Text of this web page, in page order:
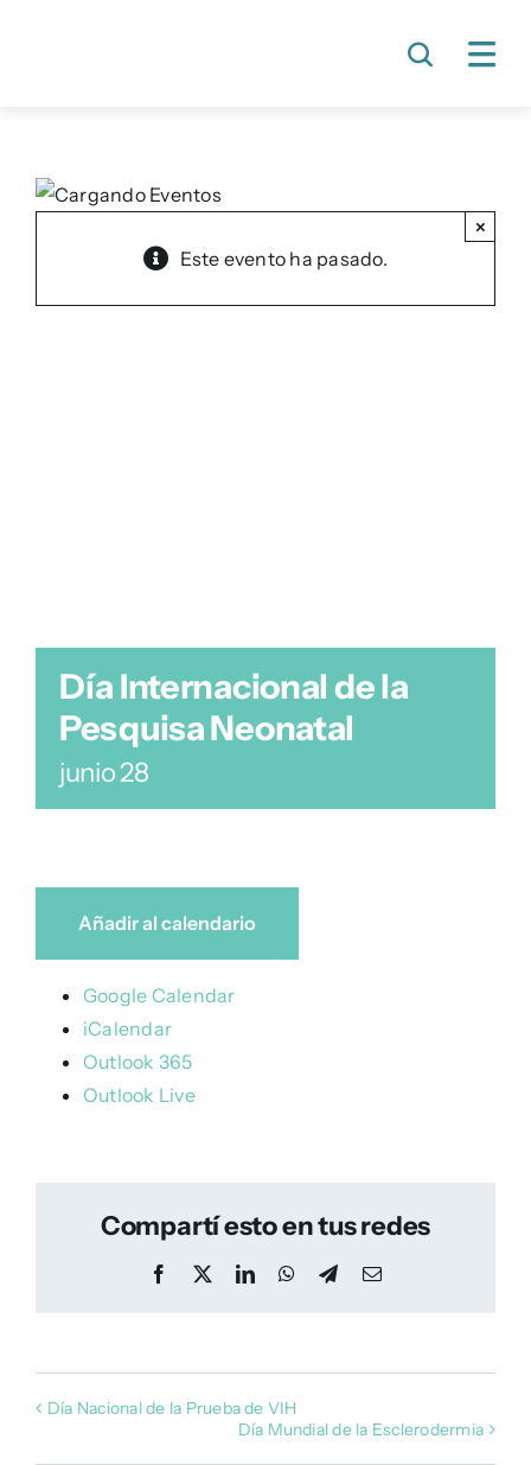
Este evento ha pasado.
×
Día Internacional de la
Pesquisa Neonatal
junio 28
Añadir al calendario
Google Calendar
iCalendar
Outlook 365
Outlook Live
Compartí esto en tus redes
Facebook
X LinkedInWhatsApp
TelegramEmail
Día Nacional de la Prueba de VIH
Día Mundial de la Esclerodermia